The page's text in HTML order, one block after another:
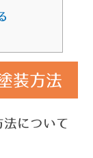
装方法
について